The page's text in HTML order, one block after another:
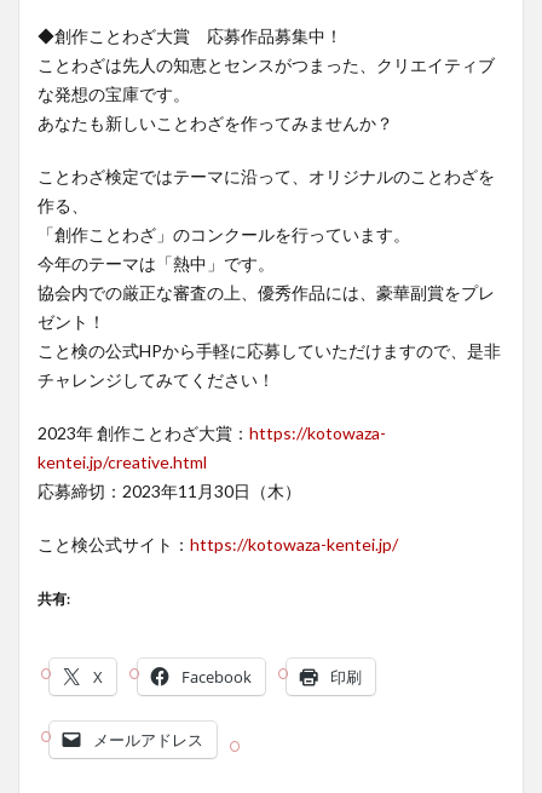
◆創作ことわざ大賞 応募作品募集中！
ことわざは先人の知恵とセンスがつまった、クリエイティブ
な発想の宝庫です。
あなたも新しいことわざを作ってみませんか？
ことわざ検定ではテーマに沿って、オリジナルのことわざを
作る、
「創作ことわざ」のコンクールを行っています。
今年のテーマは「熱中」です。
協会内での厳正な審査の上、優秀作品には、豪華副賞をプレ
ゼント！
こと検の公式HPから手軽に応募していただけますので、是非
チャレンジしてみてください！
2023年 創作ことわざ大賞： https://kotowaza-
kentei.jp/creative.html
応募締切：2023年11月30日（木）
こと検公式サイト： https://kotowaza-kentei.jp/
共有:
X Facebook 印刷
メールアドレス